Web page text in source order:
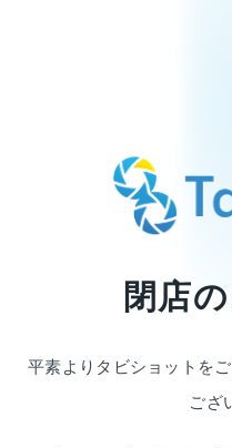
閉店
平素よりタビショットをご
ござ